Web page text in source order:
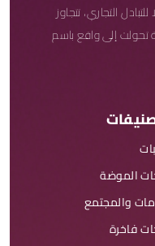
التجاري، تتجاوز
تحولت إلى واقع باسم
الموضة
والمجتمع
فاخرة